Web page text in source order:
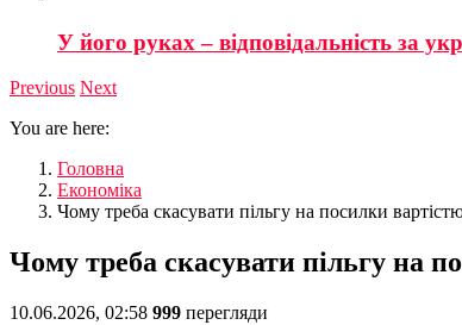
У його руках – відповідальність за
Previous Next
You are here:
Головна
Економіка
Чому треба скасувати пільгу на посилки
Чому треба скасувати пільгу на
10.06.2026, 02:58 999 перегляди